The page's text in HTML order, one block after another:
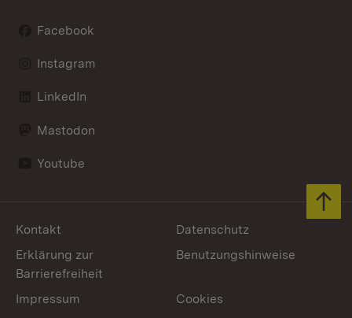
Facebook
Instagram
LinkedIn
Mastodon
Youtube
Kontakt
Datenschutz
Erklärung zur
Barrierefreiheit
Benutzungshinweise
Impressum Cookies